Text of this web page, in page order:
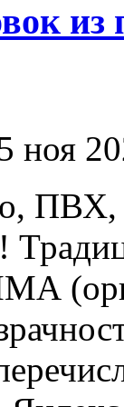
из
ноя
ПВХ,